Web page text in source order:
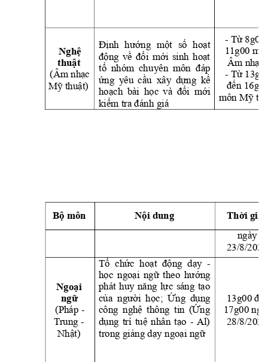
Nghệ
thuật
(Âm nhạc
Mỹ thuật)
Định hướng một số hoạt
động về đổi mới sinh hoạt
tổ nhóm chuyên  môn  đáp
ứng yêu cầu xây dựng kế
hoạch bài học và đổi mới
kiểm tra đánh giá
- Từ
11g00
Âm nhạc;
- Từ
đến
môn Mỹ
Bộ môn Nội dung Thời gian
ngày
23/8/2025
Ngoại
ngữ
(Pháp -
Trung -
Nhật)
Tổ  chức  hoạt  động  dạy  -
học ngoại ngữ theo hướng
phát huy năng lực sáng tạo
của người học; Ứng dụng
công nghệ thông tin (Ứng
dụng trí tuệ nhân tạo - Al)
trong giảng dạy ngoại ngữ
13g00
17g00
28/8/2025